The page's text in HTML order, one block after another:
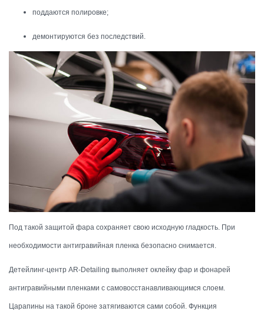
поддаются полировке;
демонтируются без последствий.
Под такой защитой фара сохраняет свою исходную гладкость. При
необходимости антигравийная пленка безопасно снимается.
Детейлинг-центр AR-Detailing выполняет оклейку фар и фонарей
антигравийными пленками с самовосстанавливающимся слоем.
Царапины на такой броне затягиваются сами собой. Функция